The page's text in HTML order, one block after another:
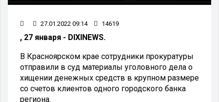
27.01.2022 09:14 14619
, 27 января - DIXINEWS.
В Красноярском крае сотрудники прокуратуры
отправили в суд материалы уголовного дела о
хищении денежных средств в крупном размере
со счетов клиентов одного городского банка
региона.